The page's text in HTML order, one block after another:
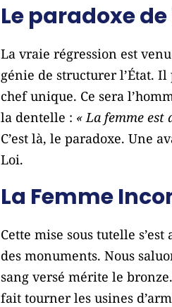
Le paradoxe de
La vraie régression est
génie de structurer l’État.
chef unique. Ce sera
la dentelle : « La femme est
C’est là, le paradoxe. Une
Loi.
La Femme
Cette mise sous tutelle
des monuments. Nous
sang versé mérite le
fait tourner les usines